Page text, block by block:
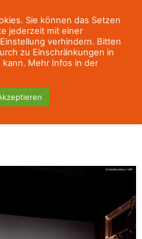
Sie können das Setzen
jederzeit mit einer
verhindern. Bitten
zu Einschränkungen in
Mehr Infos in der